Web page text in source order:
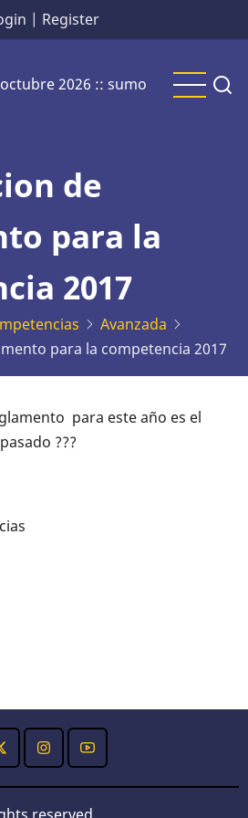
| Register
2026 :: sumo
de
para la
2017
Avanzada
para la competencia 2017
para este año es el
???